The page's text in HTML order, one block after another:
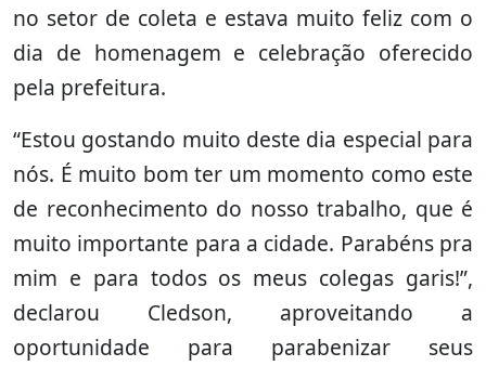
no setor de coleta e estava muito feliz com o
dia de homenagem e celebração oferecido
pela prefeitura.
“Estou gostando muito deste dia especial para
nós. É muito bom ter um momento como este
de reconhecimento do nosso trabalho, que é
muito importante para a cidade. Parabéns pra
mim e para todos os meus colegas garis!”,
declarou Cledson, aproveitando a
oportunidade para parabenizar seus